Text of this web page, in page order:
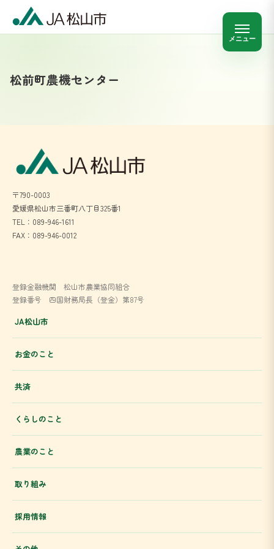
メニュー
松前町農機センター
〒790-0003
愛媛県松山市三番町八丁目325番1
TEL：089-946-1611
FAX：089-946-0012
登録金融機関 松山市農業協同組合
登録番号 四国財務局長（登金）第87号
JA松山市
お金のこと
共済
くらしのこと
農業のこと
取り組み
採用情報